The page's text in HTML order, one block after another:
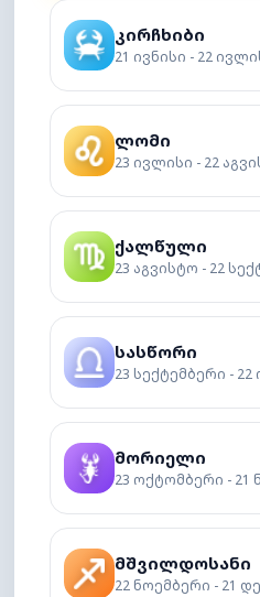
კირჩხიბი
21 ივნისი - 22
ლომი
23 ივლისი - 22
ქალწული
23 აგვისტო - 22
სასწორი
23 სექტემბერი -
მორიელი
23 ოქტომბერი - 21
მშვილდოსანი
22 ნოემბერი - 21